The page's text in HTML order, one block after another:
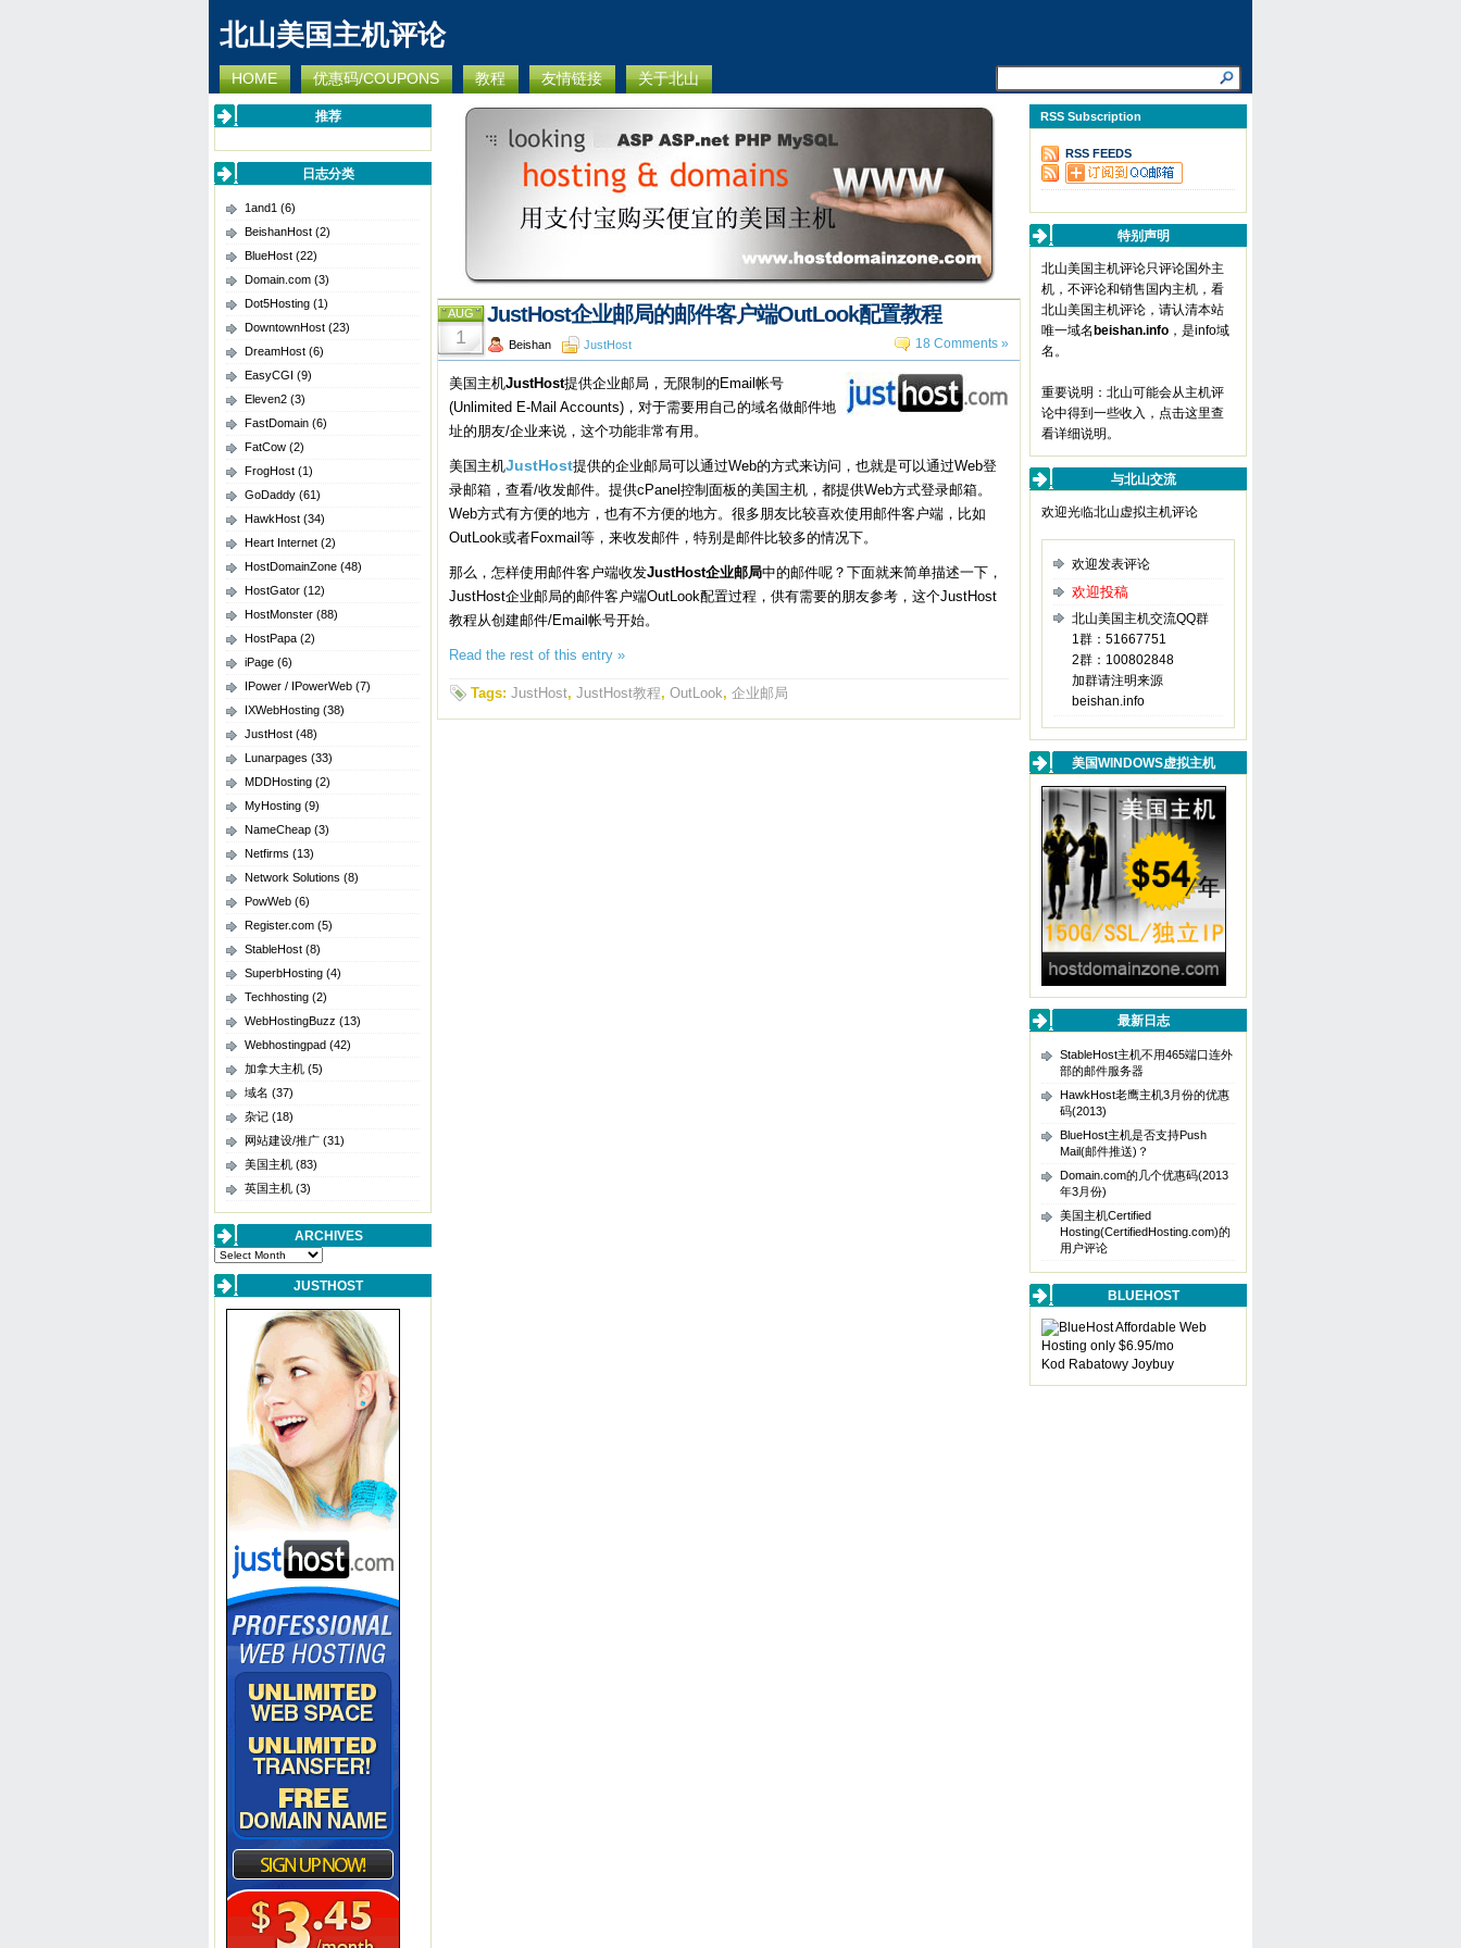
北山美国主机评论
HOME 优惠码/COUPONS 教程 友情链接 关于北山
推荐
日志分类
1and1 (6)
BeishanHost (2)
BlueHost (22)
Domain.com (3)
Dot5Hosting (1)
DowntownHost (23)
DreamHost (6)
EasyCGI (9)
Eleven2 (3)
FastDomain (6)
FatCow (2)
FrogHost (1)
GoDaddy (61)
HawkHost (34)
Heart Internet (2)
HostDomainZone (48)
HostGator (12)
HostMonster (88)
HostPapa (2)
iPage (6)
IPower / IPowerWeb (7)
IXWebHosting (38)
JustHost (48)
Lunarpages (33)
MDDHosting (2)
MyHosting (9)
NameCheap (3)
Netfirms (13)
Network Solutions (8)
PowWeb (6)
Register.com (5)
StableHost (8)
SuperbHosting (4)
Techhosting (2)
WebHostingBuzz (13)
Webhostingpad (42)
加拿大主机 (5)
域名 (37)
杂记 (18)
网站建设/推广 (31)
美国主机 (83)
英国主机 (3)
ARCHIVES
Archives
JUSTHOST
AUG
1
JustHost企业邮局的邮件客户端OutLook配置教程
Beishan JustHost 18 Comments »
美国主机JustHost提供企业邮局，无限制的Email帐号
(Unlimited E-Mail Accounts)，对于需要用自己的域名做邮件地
址的朋友/企业来说，这个功能非常有用。
美国主机JustHost提供的企业邮局可以通过Web的方式来访问，也就是可以通过Web登
录邮箱，查看/收发邮件。提供cPanel控制面板的美国主机，都提供Web方式登录邮箱。
Web方式有方便的地方，也有不方便的地方。很多朋友比较喜欢使用邮件客户端，比如
OutLook或者Foxmail等，来收发邮件，特别是邮件比较多的情况下。
那么，怎样使用邮件客户端收发JustHost企业邮局中的邮件呢？下面就来简单描述一下，
JustHost企业邮局的邮件客户端OutLook配置过程，供有需要的朋友参考，这个JustHost
教程从创建邮件/Email帐号开始。
Read the rest of this entry »
Tags: JustHost, JustHost教程, OutLook, 企业邮局
RSS Subscription
RSS FEEDS
特别声明
北山美国主机评论只评论国外主
机，不评论和销售国内主机，看
北山美国主机评论，请认清本站
唯一域名 beishan.info ，是info域
名。
重要说明：北山可能会从主机评
论中得到一些收入， 点击这里查
看详细说明 。
与北山交流
欢迎光临北山虚拟主机评论
欢迎发表评论
欢迎投稿
北山美国主机交流QQ群
1群：51667751
2群：100802848
加群请注明来源
beishan.info
美国WINDOWS虚拟主机
最新日志
StableHost主机不用465端口连外
部的邮件服务器
HawkHost老鹰主机3月份的优惠
码(2013)
BlueHost主机是否支持Push
Mail(邮件推送)？
Domain.com的几个优惠码(2013
年3月份)
美国主机Certified
Hosting(CertifiedHosting.com)的
用户评论
BLUEHOST
Kod Rabatowy Joybuy